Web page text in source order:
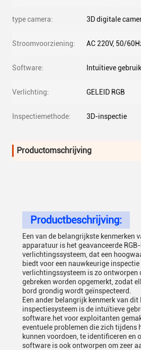
type camera: 3D digitale
Stroomvoorziening: AC 220V, 50/
Software: Intuïtieve
Verlichting: GELEID RGB
Inspectiemethode: 3D-inspectie
Productomschrijving
Productbeschrijving:
Een van de belangrijkste kenmerken
apparatuur is het geavanceerde
verlichtingssysteem, dat een
biedt voor een nauwkeurige
verlichtingssysteem is zo ontworpen
gebreken worden opgemerkt, zodat
bord grondig wordt geïnspecteerd.
Een ander belangrijk kenmerk van dit
inspectiesysteem is de intuïtieve
software.het voor exploitanten
eventuele problemen die zich tijdens
kunnen voordoen, te identificeren en
software is ook ontworpen om zeer